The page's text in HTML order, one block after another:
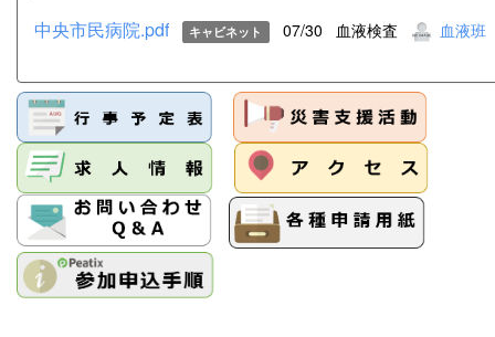
中央市民病院.pdf キャビネット 07/30 血液検査 血液